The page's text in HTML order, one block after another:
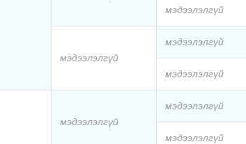
мэдээлэлгүй
мэдээлэлгүй
мэдээлэлгүй
мэдээлэлгүй
мэдээлэлгүй
мэдээлэлгүй
мэдээлэлгүй